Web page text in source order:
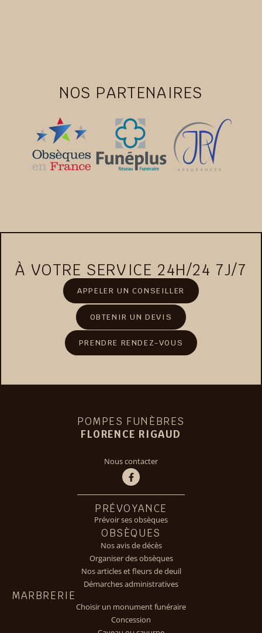
NOS PARTENAIRES
À VOTRE SERVICE 24H/24 7J/7
APPELER UN CONSEILLER
OBTENIR UN DEVIS
PRENDRE RENDEZ-VOUS
POMPES FUNÈBRES
FLORENCE RIGAUD
Nous contacter
PRÉVOYANCE
Prévoir ses obsèques
OBSÈQUES
Nos avis de décès
Organiser des obsèques
Nos articles et fleurs de deuil
Démarches administratives
MARBRERIE
Choisir un monument funéraire
Concession